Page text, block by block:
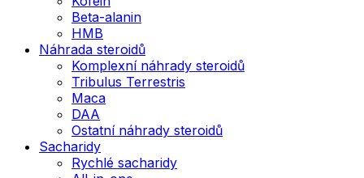
Beta-alanin
HMB
Náhrada steroidů
Komplexní náhrady steroidů
Tribulus Terrestris
Maca
DAA
Ostatní náhrady steroidů
Sacharidy
Rychlé sacharidy